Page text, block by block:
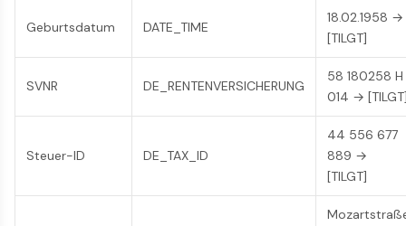
Geburtsdatum DATE_TIME
18.02.1958 →
[TILGT]
SVNR DE_RENTENVERSICHERUNG
58 180258 H
014 →
Steuer-ID DE_TAX_ID
44 556 677
889 →
[TILGT]